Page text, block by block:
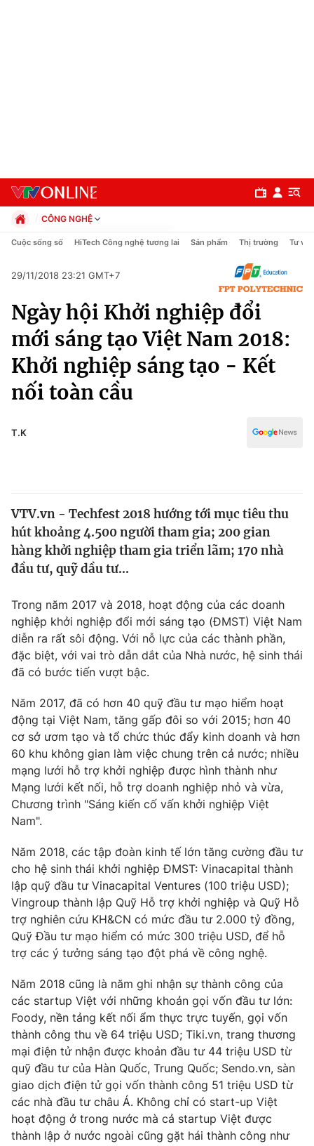
Chính trị
Xã hội
Pháp luật
Y tế
Tin tức
Thế giới đó đây
Câu chuyện quốc tế
Kinh tế
Tài chính
Thị trường
Góc doanh nghiệp
Dữ liệu và đời sống
Truyền hình
Phim VTV
Hậu trường
Khán giả
Giải sao mai
Giải trí
Điện ảnh
Âm nhạc
Sao
Du lịch
Làm đẹp
Chất lượng cuộc sống
Giáo dục
Tuyển sinh
Học trực tuyến
Công nghệ
Hitech Công nghệ tương lai
Sản phẩm
Thị trường
Tư vấn
Giao lưu trực tuyến
Lịch phát sóng
Chuyên mục khác
Emagazine Podcast
Video Shorts video
VTV Money VTV Thể thao
VTV Sức khoẻ Bất động sản
Thị trường 24h Tấm lòng Việt
CÔNG NGHỆ
Chính trị
Pháp luật
Thể thao
Truyền hình
Văn hóa - Giải trí
Y tế
Đời sống
Công nghệ
Cuộc sống số HiTech Công nghệ tương lai Sản phẩm Thị trường Tư vấn
29/11/2018 23:21 GMT+7
Ngày hội Khởi nghiệp đổi
mới sáng tạo Việt Nam 2018:
Khởi nghiệp sáng tạo - Kết
nối toàn cầu
T.K
VTV.vn - Techfest 2018 hướng tới mục tiêu thu
hút khoảng 4.500 người tham gia; 200 gian
hàng khởi nghiệp tham gia triển lãm; 170 nhà
đầu tư, quỹ dầu tư...
Trong năm 2017 và 2018, hoạt động của các doanh
nghiệp khởi nghiệp đổi mới sáng tạo (ĐMST) Việt Nam
diễn ra rất sôi động. Với nỗ lực của các thành phần,
đặc biệt, với vai trò dẫn dắt của Nhà nước, hệ sinh thái
đã có bước tiến vượt bậc.
Năm 2017, đã có hơn 40 quỹ đầu tư mạo hiểm hoạt
động tại Việt Nam, tăng gấp đôi so với 2015; hơn 40
cơ sở ươm tạo và tổ chức thúc đẩy kinh doanh và hơn
60 khu không gian làm việc chung trên cả nước; nhiều
mạng lưới hỗ trợ khởi nghiệp được hình thành như
Mạng lưới kết nối, hỗ trợ doanh nghiệp nhỏ và vừa,
Chương trình "Sáng kiến cố vấn khởi nghiệp Việt
Nam".
Năm 2018, các tập đoàn kinh tế lớn tăng cường đầu tư
cho hệ sinh thái khởi nghiệp ĐMST: Vinacapital thành
lập quỹ đầu tư Vinacapital Ventures (100 triệu USD);
Vingroup thành lập Quỹ Hỗ trợ khởi nghiệp và Quỹ Hỗ
trợ nghiên cứu KH&CN có mức đầu tư 2.000 tỷ đồng,
Quỹ Đầu tư mạo hiểm có mức 300 triệu USD, để hỗ
trợ các ý tưởng sáng tạo đột phá về công nghệ.
Năm 2018 cũng là năm ghi nhận sự thành công của
các startup Việt với những khoản gọi vốn đầu tư lớn:
Foody, nền tảng kết nối ẩm thực trực tuyến, gọi vốn
thành công thu về 64 triệu USD; Tiki.vn, trang thương
mại điện tử nhận được khoản đầu tư 44 triệu USD từ
quỹ đầu tư của Hàn Quốc, Trung Quốc; Sendo.vn, sàn
giao dịch điện tử gọi vốn thành công 51 triệu USD từ
các nhà đầu tư châu Á. Không chỉ có start-up Việt
hoạt động ở trong nước mà cả startup Việt được
thành lập ở nước ngoài cũng gặt hái thành công như